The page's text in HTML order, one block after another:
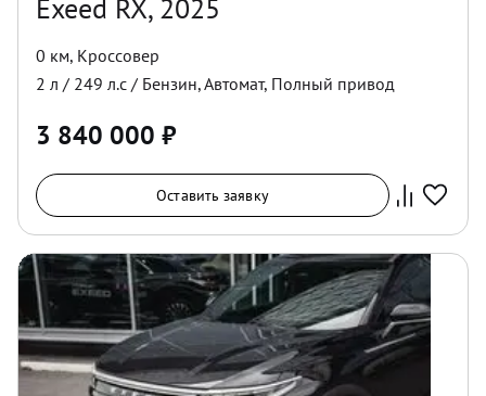
Exeed RX, 2025
0 км, Кроссовер
2 л / 249 л.с / Бензин,Автомат, Полный привод
3 840 000 ₽
Оставить заявку